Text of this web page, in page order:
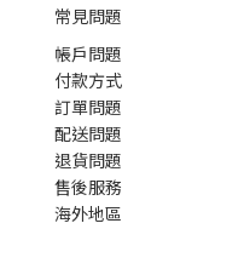
常見問題
帳戶問題
付款方式
訂單問題
配送問題
退貨問題
售後服務
海外地區